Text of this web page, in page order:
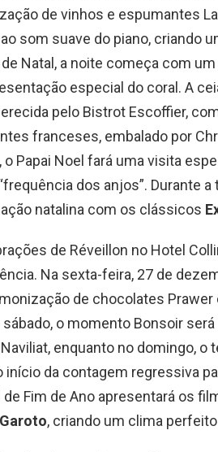
de vinhos e espumantes
som suave do piano, criando
Natal, a noite começa com
especial do coral. A
pelo Bistrot Escoffier,
franceses, embalado por
o Papai Noel fará uma visita
dos anjos”. Durante
natalina com os clássicos
de Réveillon no Hotel
Na sexta-feira, 27 de
de chocolates
sábado, o momento Bonsoir
enquanto no domingo, o
início da contagem regressiva
de Fim de Ano apresentará os
, criando um clima